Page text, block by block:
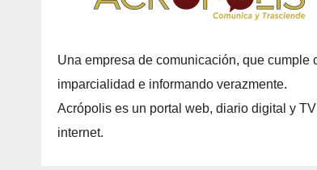
Una empresa de comunicación, que cumple
imparcialidad e informando verazmente.
Acrópolis es un portal web, diario digital y
internet.